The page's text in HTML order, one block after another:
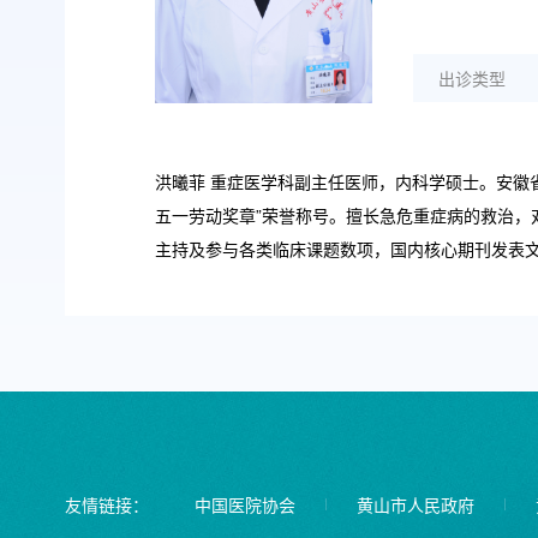
出诊类型
洪曦菲 重症医学科副主任医师，内科学硕士。安
五一劳动奖章”荣誉称号。擅长急危重症病的救治
主持及参与各类临床课题数项，国内核心期刊发表
友情链接： 中国医院协会 黄山市人民政府